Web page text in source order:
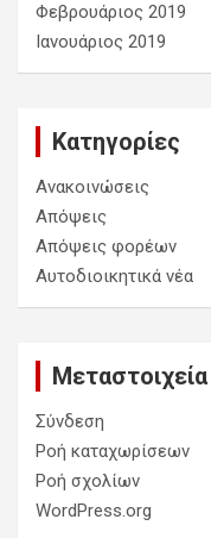
Φεβρουάριος 2019
Ιανουάριος 2019
Kατηγορίες
Ανακοινώσεις
Απόψεις
Απόψεις φορέων
Αυτοδιοικητικά νέα
Μεταστοιχεία
Σύνδεση
Ροή καταχωρίσεων
Ροή σχολίων
WordPress.org